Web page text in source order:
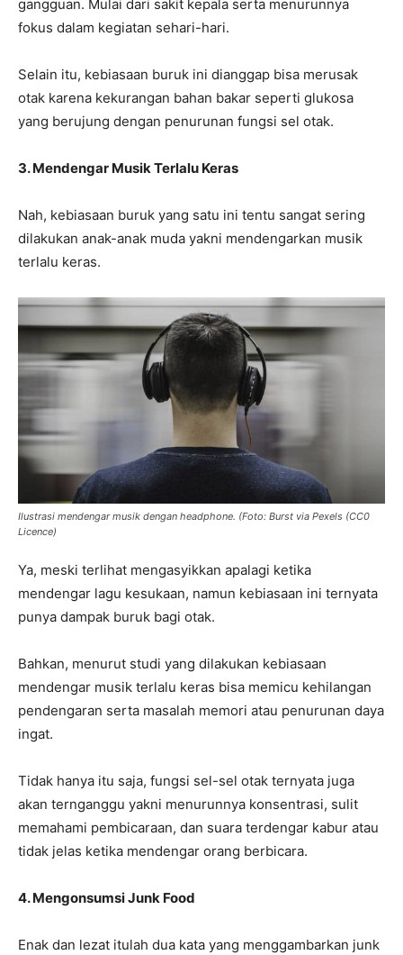
gangguan. Mulai dari sakit kepala serta menurunnya
fokus dalam kegiatan sehari-hari.
Selain itu, kebiasaan buruk ini dianggap bisa merusak
otak karena kekurangan bahan bakar seperti glukosa
yang berujung dengan penurunan fungsi sel otak.
3. Mendengar Musik Terlalu Keras
Nah, kebiasaan buruk yang satu ini tentu sangat sering
dilakukan anak-anak muda yakni mendengarkan musik
terlalu keras.
Ilustrasi mendengar musik dengan headphone. (Foto: Burst via Pexels (CC0
Licence)
Ya, meski terlihat mengasyikkan apalagi ketika
mendengar lagu kesukaan, namun kebiasaan ini ternyata
punya dampak buruk bagi otak.
Bahkan, menurut studi yang dilakukan kebiasaan
mendengar musik terlalu keras bisa memicu kehilangan
pendengaran serta masalah memori atau penurunan daya
ingat.
Tidak hanya itu saja, fungsi sel-sel otak ternyata juga
akan ternganggu yakni menurunnya konsentrasi, sulit
memahami pembicaraan, dan suara terdengar kabur atau
tidak jelas ketika mendengar orang berbicara.
4. Mengonsumsi Junk Food
Enak dan lezat itulah dua kata yang menggambarkan junk